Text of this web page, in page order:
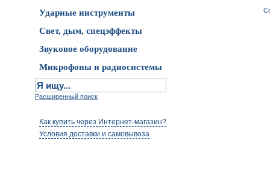
Ударные инструменты
Свет, дым, спецэффекты
Звуковое оборудование
Микрофоны и радиосистемы
Расширенный поиск
Как купить через Интернет-магазин?
Условия доставки и самовывоза